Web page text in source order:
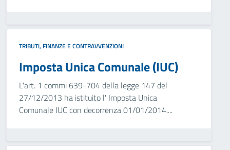
TRIBUTI, FINANZE E CONTRAVVENZIONI
Imposta Unica Comunale (IUC)
L'art. 1 commi 639-704 della legge 147 del
27/12/2013 ha istituito l' Imposta Unica
Comunale IUC con decorrenza 01/01/2014....